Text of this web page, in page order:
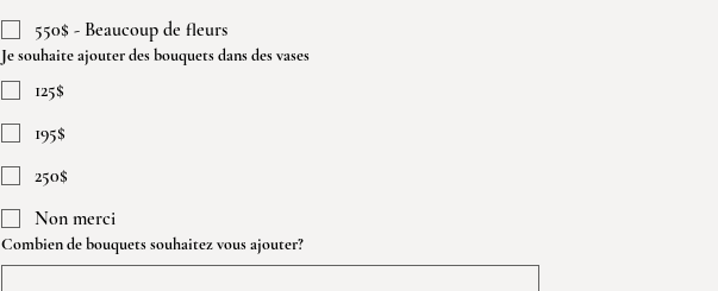
550$ - Beaucoup de fleurs
Je souhaite ajouter des bouquets dans des vases
125$
195$
250$
Non merci
Combien de bouquets souhaitez vous ajouter?